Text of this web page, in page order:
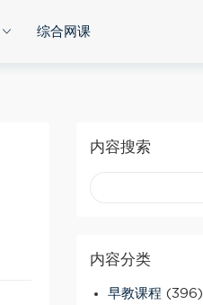
综合网课
内容搜索
内容分类
早教课程 (396)